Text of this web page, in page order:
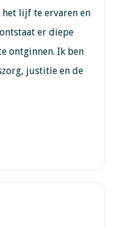
lijf te ervaren en
er diepe
ontginnen. Ik ben
justitie en de